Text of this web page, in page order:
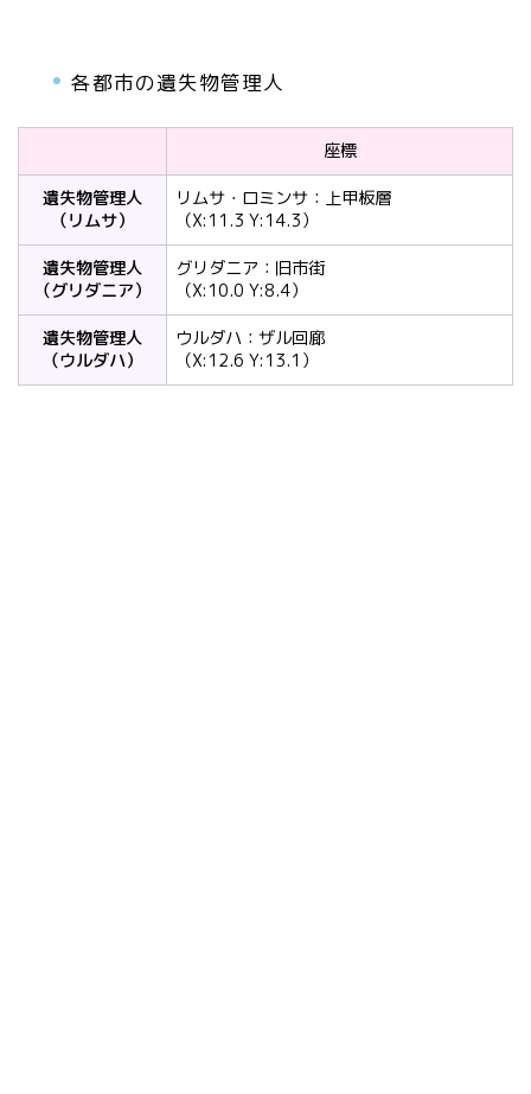
各都市の遺失物管理人
座標
遺失物管理人
（リムサ）
リムサ・ロミンサ：上甲板層
（X:11.3 Y:14.3）
遺失物管理人
（グリダニア）
グリダニア：旧市街
（X:10.0 Y:8.4）
遺失物管理人
（ウルダハ）
ウルダハ：ザル回廊
（X:12.6 Y:13.1）